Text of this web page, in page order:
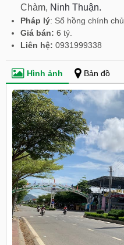
Chàm, Ninh Thuận.
Pháp lý: Sổ hồng chính chủ
Giá bán: 6 tỷ.
Liên hệ: 0931999338
Hình ảnh Bản đồ